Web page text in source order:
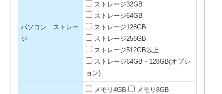
パソコン ストレー
ジ
ストレージ32GB
ストレージ64GB
ストレージ128GB
ストレージ256GB
ストレージ512GB以上
ストレージ64GB・128GB(オプシ
ョン)
メモリ4GB
メモリ8GB